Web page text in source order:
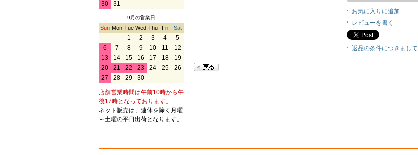
お気に入りに追加
レビューを書く
返品の条件につきまして
30
31
9月の営業日
Sun Mon Tue Wed Thu Fri Sat
1 2 3 4
5
6
7 8 9 10 11
12
13
14 15 16 17 18
19
20
21 22 23 24 25
26
27
28 29 30
店舗営業時間は午前10時から午
後17時となっております。
ネット販売は、連休を除く月曜
～土曜の平日出荷となります。